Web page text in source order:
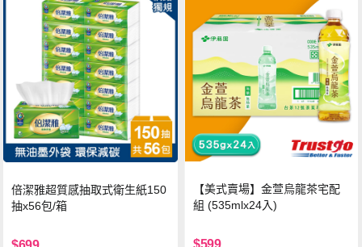
倍潔雅超質感抽取式衛生紙150
抽x56包/箱
【美式賣場】金萱烏龍茶宅配
組 (535mlx24入)